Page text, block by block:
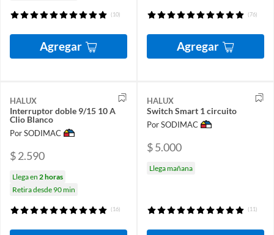
(10)
Agregar
(76)
Agregar
HALUX
Interruptor doble 9/15 10 A
Clio Blanco
Por SODIMAC
$ 2.590
Llega en 2 horas
Retira desde 90 min
(16)
HALUX
Switch Smart 1 circuito
Por SODIMAC
$ 5.000
Llega mañana
(11)